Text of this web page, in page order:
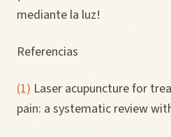
mediante la luz!
Referencias
(1) Laser acupuncture for
pain: a systematic review